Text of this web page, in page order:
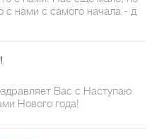
с нами с самого начала - д
Вас с Наступаю
Нового года!